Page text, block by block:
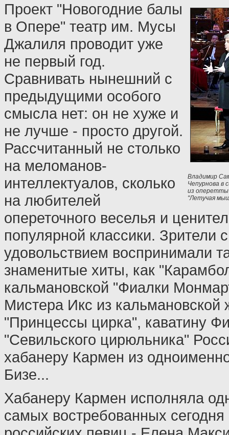
Владимир
Чепурнова в
из
"Летучая
Проект "Новогодние балы
в Опере" театр им. Мусы
Джалиля проводит уже
не первый год.
Сравнивать нынешний с
предыдущими особого
смысла нет: он не хуже и
не лучше - просто другой.
Рассчитанный не столько
на меломанов-
интеллектуалов, сколько
на любителей
опереточного веселья и
популярной классики. Зрители
удовольствием воспринимали
знаменитые хиты, как
кальмановской "Фиалки
Мистера Икс из кальмановской
"Принцессы цирка", каватину
"Севильского цирюльника"
хабанеру Кармен из
Бизе...
Хабанеру Кармен исполняла
самых востребованных сегодня